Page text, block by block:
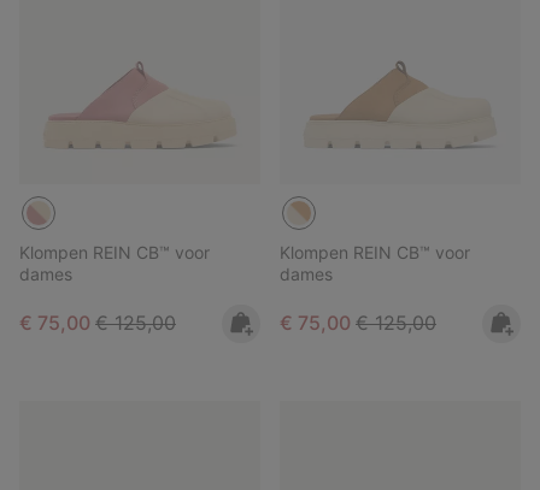
Klompen REIN CB™ voor
dames
Sale price:
€ 75,00 Regular price:
€ 125,00
Klompen REIN CB™ voor
dames
Sale price:
€ 75,00 Regular price:
€ 125,00